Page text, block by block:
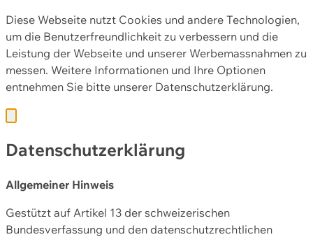
Diese Webseite nutzt Cookies und andere Technologien,
um die Benutzerfreundlichkeit zu verbessern und die
Leistung der Webseite und unserer Werbemassnahmen zu
messen. Weitere Informationen und Ihre Optionen
entnehmen Sie bitte unserer Datenschutzerklärung.
Datenschutzerklärung
Allgemeiner Hinweis
Gestützt auf Artikel 13 der schweizerischen
Bundesverfassung und den datenschutzrechtlichen